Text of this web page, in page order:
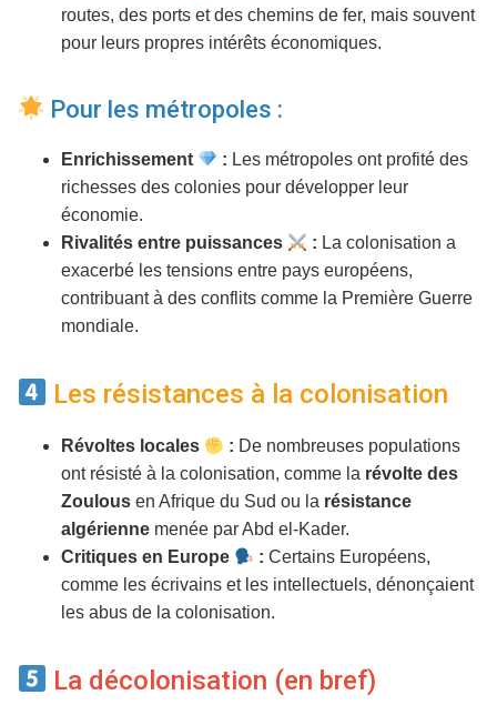
routes, des ports et des chemins de fer, mais souvent
pour leurs propres intérêts économiques.
Pour les métropoles :
Enrichissement : Les métropoles ont profité des
richesses des colonies pour développer leur
économie.
Rivalités entre puissances
: La colonisation a
exacerbé les tensions entre pays européens,
contribuant à des conflits comme la Première Guerre
mondiale.
Les résistances à la colonisation
Révoltes locales : De nombreuses populations
ont résisté à la colonisation, comme la révolte des
Zoulous en Afrique du Sud ou la résistance
algérienne menée par Abd el-Kader.
Critiques en Europe
: Certains Européens,
comme les écrivains et les intellectuels, dénonçaient
les abus de la colonisation.
La décolonisation (en bref)